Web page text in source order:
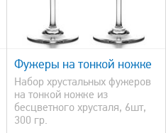
Фужеры на тонкой ножке
Набор хрустальных фужеров
на тонкой ножке из
бесцветного хрусталя, 6шт,
300 гр.